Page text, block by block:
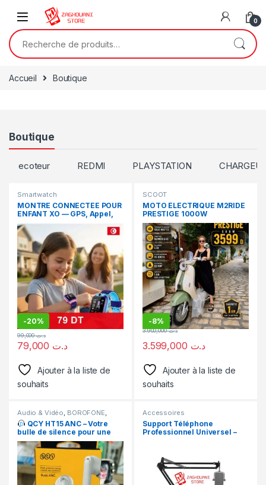
0
Accueil Boutique
Boutique
ecoteur REDMI PLAYSTATION
Smartwatch
MONTRE CONNECTÉE POUR
ENFANT XO — GPS, Appel,
Caméra
-20%
د.ت
د.ت99,000
Ajouter à la liste de
souhaits
SCOOT
MOTO ÉLECTRIQUE M2RIDE
PRESTIGE 1000W
-8%
د.ت
د.ت3.900,000
Ajouter à la liste de
souhaits
Audio & Vidéo, BOROFONE,
BOROFONE,CASQUE , ecoteur
QCY HT15 ANC – Votre
bulle de silence pour une
expérience sonore
exceptionnelle
Accessoires
Support Téléphone
Professionnel Universel –